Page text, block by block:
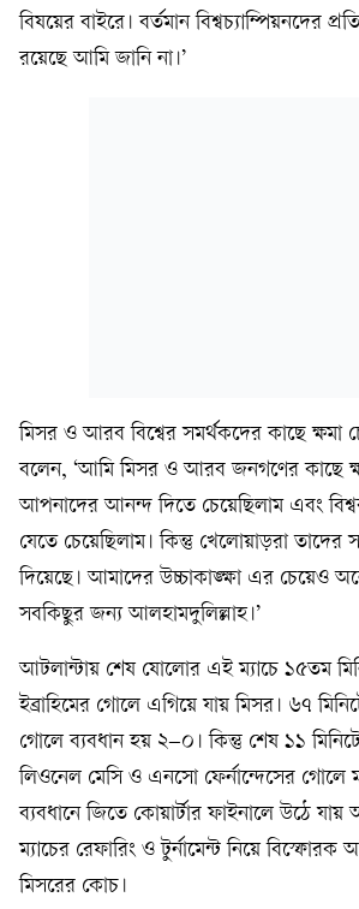
বিষয়ের বাইরে। বর্তমান বিশ্বচ্যাম্পিয়নদের
রয়েছে আমি জানি না।’
মিসর ও আরব বিশ্বের সমর্থকদের কাছে ক্ষমা
বলেন, ‘আমি মিসর ও আরব জনগণের কাছে
আপনাদের আনন্দ দিতে চেয়েছিলাম এবং
যেতে চেয়েছিলাম। কিন্তু খেলোয়াড়রা তাদের
দিয়েছে। আমাদের উচ্চাকাঙ্ক্ষা এর চেয়েও
সবকিছুর জন্য আলহামদুলিল্লাহ।’
আটলান্টায় শেষ ষোলোর এই ম্যাচে ১৫তম
ইব্রাহিমের গোলে এগিয়ে যায় মিসর। ৬৭
গোলে ব্যবধান হয় ২–০। কিন্তু শেষ ১১
লিওনেল মেসি ও এনসো ফের্নান্দেসের গোলে
ব্যবধানে জিতে কোয়ার্টার ফাইনালে উঠে যায়
ম্যাচের রেফারিং ও টুর্নামেন্ট নিয়ে
মিসরের কোচ।